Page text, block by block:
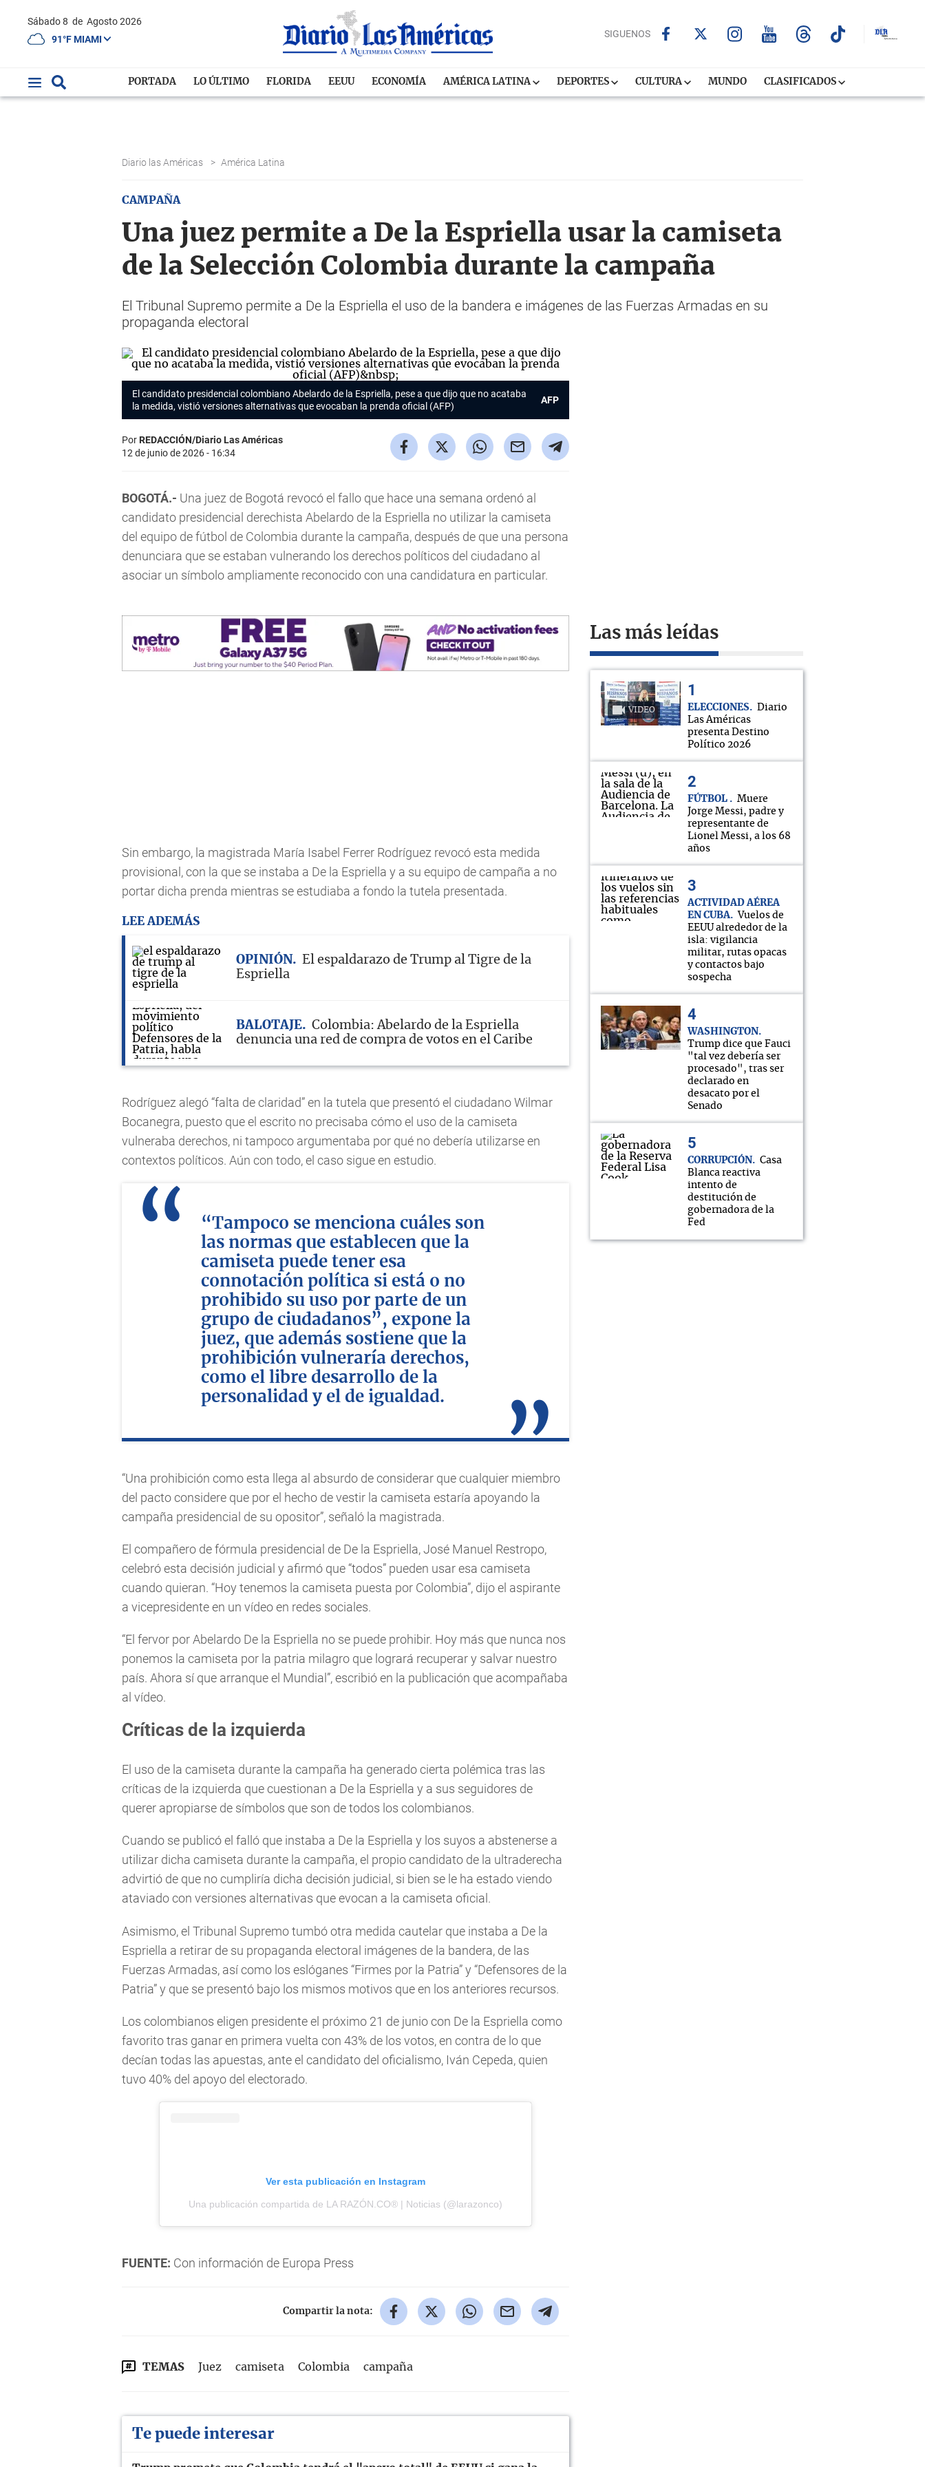
Sábado 8 de Agosto 2026
91°F MIAMI
SIGUENOS
PORTADA LO ÚLTIMO FLORIDA EEUU ECONOMÍA AMÉRICA LATINA DEPORTES CULTURA MUNDO CLASIFICADOS
Diario las Américas > América Latina
CAMPAÑA
Una juez permite a De la Espriella usar la camiseta
de la Selección Colombia durante la campaña
El Tribunal Supremo permite a De la Espriella el uso de la bandera e imágenes de las Fuerzas Armadas en su
propaganda electoral
El candidato presidencial colombiano Abelardo de la Espriella, pese a que dijo que no acataba
la medida, vistió versiones alternativas que evocaban la prenda oficial (AFP)
AFP
PorREDACCIÓN/Diario Las Américas
12 de junio de 2026 - 16:34
BOGOTÁ.- Una juez de Bogotá revocó el fallo que hace una semana ordenó al
candidato presidencial derechista Abelardo de la Espriella no utilizar la camiseta
del equipo de fútbol de Colombia durante la campaña, después de que una persona
denunciara que se estaban vulnerando los derechos políticos del ciudadano al
asociar un símbolo ampliamente reconocido con una candidatura en particular.
Sin embargo, la magistrada María Isabel Ferrer Rodríguez revocó esta medida
provisional, con la que se instaba a De la Espriella y a su equipo de campaña a no
portar dicha prenda mientras se estudiaba a fondo la tutela presentada.
LEE ADEMÁS
OPINIÓN
El espaldarazo de Trump al Tigre de la
Espriella
BALOTAJE
Colombia: Abelardo de la Espriella
denuncia una red de compra de votos en el Caribe
Rodríguez alegó “falta de claridad” en la tutela que presentó el ciudadano Wilmar
Bocanegra, puesto que el escrito no precisaba cómo el uso de la camiseta
vulneraba derechos, ni tampoco argumentaba por qué no debería utilizarse en
contextos políticos. Aún con todo, el caso sigue en estudio.
“Tampoco se menciona cuáles son
las normas que establecen que la
camiseta puede tener esa
connotación política si está o no
prohibido su uso por parte de un
grupo de ciudadanos”, expone la
juez, que además sostiene que la
prohibición vulneraría derechos,
como el libre desarrollo de la
personalidad y el de igualdad.
“Una prohibición como esta llega al absurdo de considerar que cualquier miembro
del pacto considere que por el hecho de vestir la camiseta estaría apoyando la
campaña presidencial de su opositor”, señaló la magistrada.
El compañero de fórmula presidencial de De la Espriella, José Manuel Restropo,
celebró esta decisión judicial y afirmó que “todos” pueden usar esa camiseta
cuando quieran. “Hoy tenemos la camiseta puesta por Colombia”, dijo el aspirante
a vicepresidente en un vídeo en redes sociales.
“El fervor por Abelardo De la Espriella no se puede prohibir. Hoy más que nunca nos
ponemos la camiseta por la patria milagro que logrará recuperar y salvar nuestro
país. Ahora sí que arranque el Mundial”, escribió en la publicación que acompañaba
al vídeo.
Críticas de la izquierda
El uso de la camiseta durante la campaña ha generado cierta polémica tras las
críticas de la izquierda que cuestionan a De la Espriella y a sus seguidores de
querer apropiarse de símbolos que son de todos los colombianos.
Cuando se publicó el falló que instaba a De la Espriella y los suyos a abstenerse a
utilizar dicha camiseta durante la campaña, el propio candidato de la ultraderecha
advirtió de que no cumpliría dicha decisión judicial, si bien se le ha estado viendo
ataviado con versiones alternativas que evocan a la camiseta oficial.
Asimismo, el Tribunal Supremo tumbó otra medida cautelar que instaba a De la
Espriella a retirar de su propaganda electoral imágenes de la bandera, de las
Fuerzas Armadas, así como los eslóganes “Firmes por la Patria” y “Defensores de la
Patria” y que se presentó bajo los mismos motivos que en los anteriores recursos.
Los colombianos eligen presidente el próximo 21 de junio con De la Espriella como
favorito tras ganar en primera vuelta con 43% de los votos, en contra de lo que
decían todas las apuestas, ante el candidato del oficialismo, Iván Cepeda, quien
tuvo 40% del apoyo del electorado.
Ver esta publicación en Instagram
Una publicación compartida de LA RAZÓN.CO® | Noticias (@larazonco)
FUENTE: Con información de Europa Press
Compartir la nota:
TEMAS Juez camiseta Colombia campaña
Te puede interesar
Las más leídas
VIDEO ELECCIONES
Diario
Las Américas
presenta Destino
Político 2026
FÚTBOL
Muere
Jorge Messi, padre y
representante de
Lionel Messi, a los 68
años
ACTIVIDAD AÉREA
EN CUBA
Vuelos de
EEUU alrededor de la
isla: vigilancia
militar, rutas opacas
y contactos bajo
sospecha
WASHINGTON
Trump dice que Fauci
"tal vez debería ser
procesado", tras ser
declarado en
desacato por el
Senado
CORRUPCIÓN
Casa
Blanca reactiva
intento de
destitución de
gobernadora de la
Fed